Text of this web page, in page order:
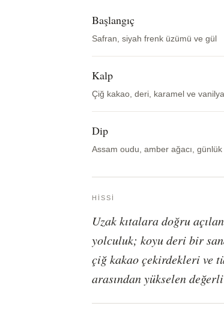
Başlangıç
Safran, siyah frenk üzümü ve gül
Kalp
Çiğ kakao, deri, karamel ve vanilya
Dip
Assam oudu, amber ağacı,
HISSI
Uzak kıtalara doğru
yolculuk; koyu deri bir
çiğ kakao çekirdekleri ve
arasından yükselen